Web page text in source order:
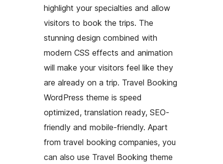
highlight your specialties and allow
visitors to book the trips. The
stunning design combined with
modern CSS effects and animation
will make your visitors feel like they
are already on a trip. Travel Booking
WordPress theme is speed
optimized, translation ready, SEO-
friendly and mobile-friendly. Apart
from travel booking companies, you
can also use Travel Booking theme